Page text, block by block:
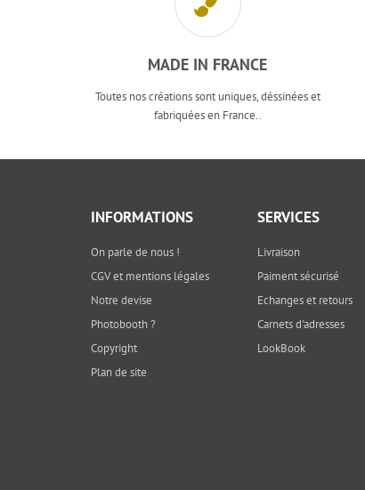
MADE IN FRANCE
Toutes nos créations sont uniques, déssinées et
fabriquées en France..
INFORMATIONS
On parle de nous !
CGV et mentions légales
Notre devise
Photobooth ?
Copyright
Plan de site
SERVICES
Livraison
Paiment sécurisé
Echanges et retours
Carnets d'adresses
LookBook